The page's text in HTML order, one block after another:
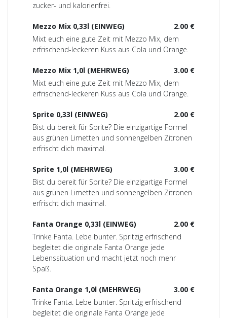
zucker- und kalorienfrei.
2.00 €
Mezzo Mix 0,33l (EINWEG)
Mixt euch eine gute Zeit mit Mezzo Mix, dem
erfrischend-leckeren Kuss aus Cola und Orange.
3.00 €
Mezzo Mix 1,0l (MEHRWEG)
Mixt euch eine gute Zeit mit Mezzo Mix, dem
erfrischend-leckeren Kuss aus Cola und Orange.
2.00 €
Sprite 0,33l (EINWEG)
Bist du bereit für Sprite? Die einzigartige Formel
aus grünen Limetten und sonnengelben Zitronen
erfrischt dich maximal.
3.00 €
Sprite 1,0l (MEHRWEG)
Bist du bereit für Sprite? Die einzigartige Formel
aus grünen Limetten und sonnengelben Zitronen
erfrischt dich maximal.
2.00 €
Fanta Orange 0,33l (EINWEG)
Trinke Fanta. Lebe bunter. Spritzig erfrischend
begleitet die originale Fanta Orange jede
Lebenssituation und macht jetzt noch mehr
Spaß.
3.00 €
Fanta Orange 1,0l (MEHRWEG)
Trinke Fanta. Lebe bunter. Spritzig erfrischend
begleitet die originale Fanta Orange jede